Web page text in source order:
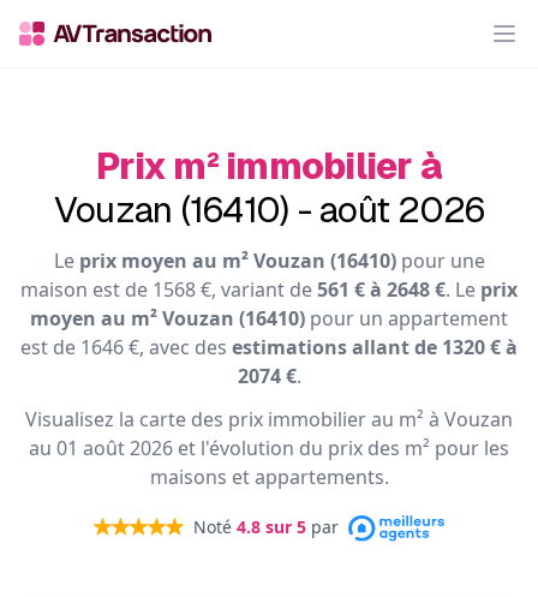
Prix m² immobilier à
Vouzan (16410) - août 2026
Le prix moyen au m² Vouzan (16410)pour une
maison est de 1568 €, variant de561 € à 2648 €. Le prix
moyen au m² Vouzan (16410) pour un appartement
est de 1646 €, avec des estimations allant de 1320 € à
2074 €.
Visualisez la carte des prix immobilier au m² à Vouzan
au 01 août 2026 et l'évolution du prix des m² pour les
maisons et appartements.
Noté 4.8 sur 5 par